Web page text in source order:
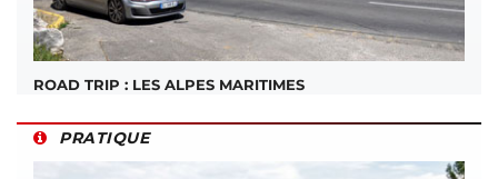
ROAD TRIP : LES ALPES MARITIMES
PRATIQUE